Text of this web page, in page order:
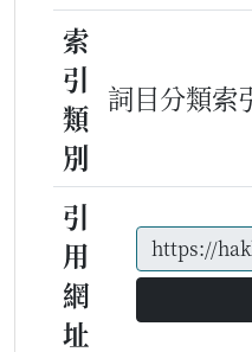
索
引
類
別
詞目分類索
引
用
網
址